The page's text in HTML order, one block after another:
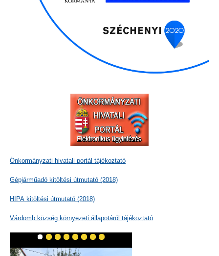
Önkormányzati hivatali portál tájékoztató
Gépjárműadó kitöltési útmutató (2018)
HIPA kitöltési útmutató (2018)
Várdomb község környezeti állapotáról tájékoztató